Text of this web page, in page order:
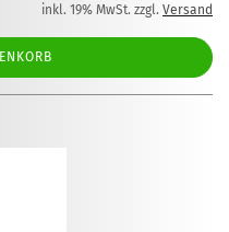
inkl. 19% MwSt. zzgl. Versand